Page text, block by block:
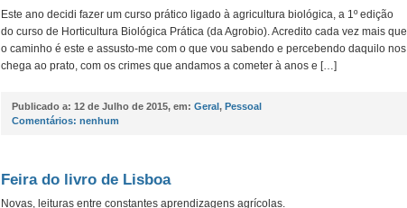
Este ano decidi fazer um curso prático ligado à agricultura biológica, a 1º edição
do curso de Horticultura Biológica Prática (da Agrobio). Acredito cada vez mais que
o caminho é este e assusto-me com o que vou sabendo e percebendo daquilo nos
chega ao prato, com os crimes que andamos a cometer à anos e […]
Publicado a: 12 de Julho de 2015, em: Geral, Pessoal
Comentários: nenhum
Feira do livro de Lisboa
Novas, leituras entre constantes aprendizagens agrícolas.